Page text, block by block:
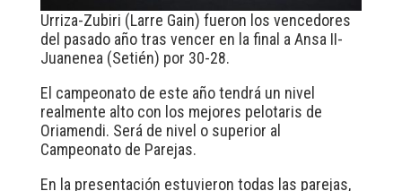
Urriza-Zubiri (Larre Gain) fueron los vencedores
del pasado año tras vencer en la final a Ansa II-
Juanenea (Setién) por 30-28.
El campeonato de este año tendrá un nivel
realmente alto con los mejores pelotaris de
Oriamendi. Será de nivel o superior al
Campeonato de Parejas.
En la presentación estuvieron todas las parejas,